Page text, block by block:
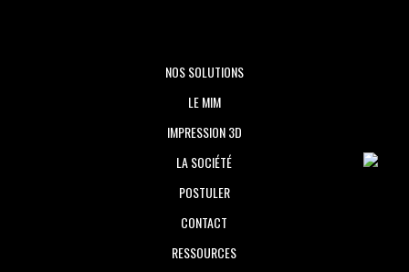
NOS SOLUTIONS
LE MIM
IMPRESSION 3D
LA SOCIÉTÉ
POSTULER
CONTACT
RESSOURCES